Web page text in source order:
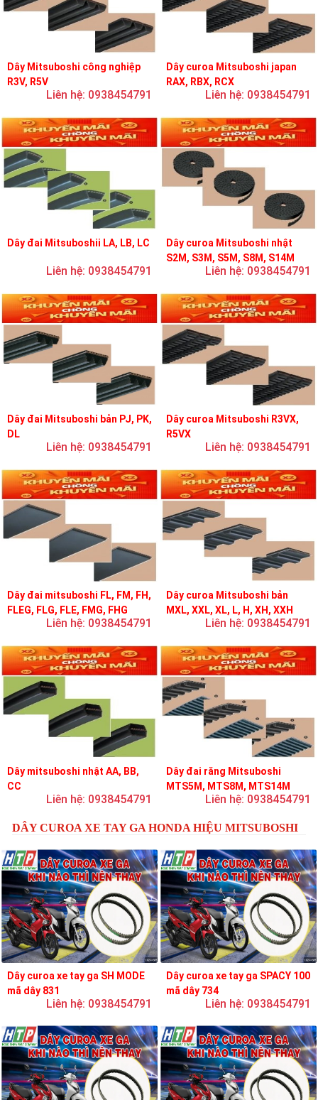
Dây Mitsuboshi công nghiệp
R3V, R5V
Liên hệ: 0938454791
Dây curoa Mitsuboshi japan
RAX, RBX, RCX
Liên hệ: 0938454791
Dây đai Mitsuboshii LA, LB, LC
Liên hệ: 0938454791
Dây curoa Mitsuboshi nhật
S2M, S3M, S5M, S8M, S14M
Liên hệ: 0938454791
Dây đai Mitsuboshi bản PJ, PK,
DL
Liên hệ: 0938454791
Dây curoa Mitsuboshi R3VX,
R5VX
Liên hệ: 0938454791
Dây đai mitsuboshi FL, FM, FH,
FLEG, FLG, FLE, FMG, FHG
Liên hệ: 0938454791
Dây curoa Mitsuboshi bản
MXL, XXL, XL, L, H, XH, XXH
Liên hệ: 0938454791
Dây mitsuboshi nhật AA, BB,
CC
Liên hệ: 0938454791
Dây đai răng Mitsuboshi
MTS5M, MTS8M, MTS14M
Liên hệ: 0938454791
DÂY CUROA XE TAY GA HONDA HIỆU MITSUBOSHI
Dây curoa xe tay ga SH MODE
mã dây 831
Liên hệ: 0938454791
Dây curoa xe tay ga SPACY 100
mã dây 734
Liên hệ: 0938454791